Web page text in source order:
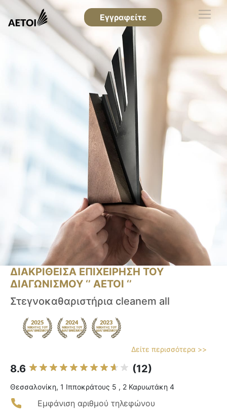
Εγγραφείτε
ΔΙΑΚΡΙΘΕΙΣΑ ΕΠΙΧΕΙΡΗΣΗ ΤΟΥ
ΔΙΑΓΩΝΙΣΜΟΥ ‘’ ΑΕΤΟΙ ‘’
Στεγνοκαθαριστήρια cleanem all
Δείτε περισσότερα >>
8.6 (12)
Θεσσαλονίκη, 1 Ιπποκράτους 5 , 2 Καρυωτάκη 4
Εμφάνιση αριθμού τηλεφώνου